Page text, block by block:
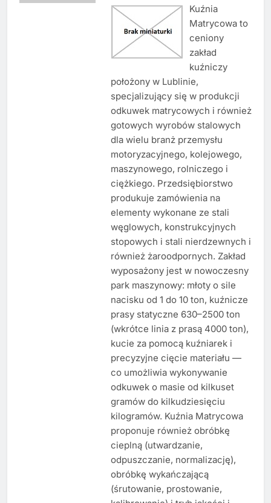
Kuźnia
Matrycowa to
ceniony
zakład
kuźniczy
położony w Lublinie,
specjalizujący się w produkcji
odkuwek matrycowych i również
gotowych wyrobów stalowych
dla wielu branż przemysłu
motoryzacyjnego, kolejowego,
maszynowego, rolniczego i
ciężkiego. Przedsiębiorstwo
produkuje zamówienia na
elementy wykonane ze stali
węglowych, konstrukcyjnych
stopowych i stali nierdzewnych i
również żaroodpornych. Zakład
wyposażony jest w nowoczesny
park maszynowy: młoty o sile
nacisku od 1 do 10 ton, kuźnicze
prasy statyczne 630–2500 ton
(wkrótce linia z prasą 4000 ton),
kucie za pomocą kuźniarek i
precyzyjne cięcie materiału —
co umożliwia wykonywanie
odkuwek o masie od kilkuset
gramów do kilkudziesięciu
kilogramów. Kuźnia Matrycowa
proponuje również obróbkę
cieplną (utwardzanie,
odpuszczanie, normalizację),
obróbkę wykańczającą
(śrutowanie, prostowanie,